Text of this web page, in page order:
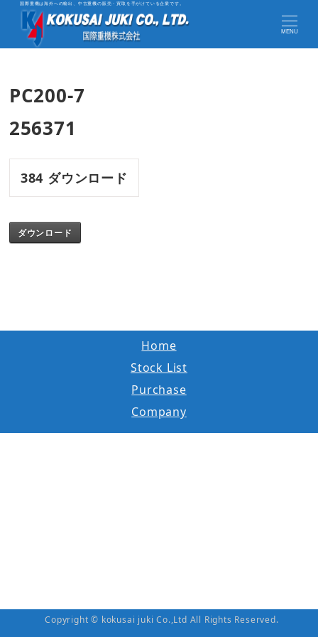
国際重機は海外への輸出、中古重機の販売・買取を手がけている企業です。
MENU
PC200-7
256371
384 ダウンロード
ダウンロード
Home
Stock List
Purchase
Company
Copyright © kokusai juki Co.,Ltd All Rights Reserved.